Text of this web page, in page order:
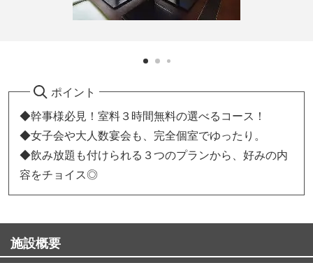
ポイント
◆幹事様必見！室料３時間無料の選べるコース！
◆女子会や大人数宴会も、完全個室でゆったり。
◆飲み放題も付けられる３つのプランから、好みの内
容をチョイス◎
施設概要